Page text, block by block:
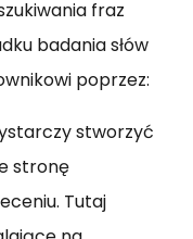
fraz
badania słów
poprzez:
stworzyć
stronę
Tutaj